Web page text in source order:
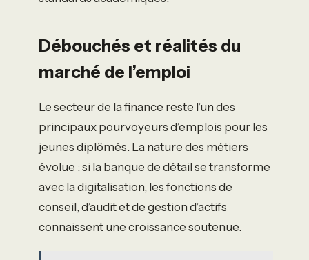
Débouchés et réalités du
marché de l’emploi
Le secteur de la finance reste l’un des
principaux pourvoyeurs d’emplois pour les
jeunes diplômés. La nature des métiers
évolue : si la banque de détail se transforme
avec la digitalisation, les fonctions de
conseil, d’audit et de gestion d’actifs
connaissent une croissance soutenue.